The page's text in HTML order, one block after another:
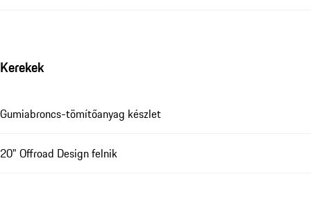
Kerekek
Gumiabroncs-tömítőanyag készlet
20" Offroad Design felnik